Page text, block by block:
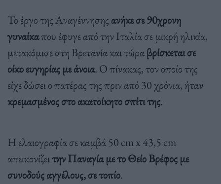
Το έργο της Αναγέννησης ανήκε σε 90χρονη
γυναίκαπου έφυγε από την Ιταλία σε μικρή ηλικία,
μετακόμισε στη Βρετανία και τώραβρίσκεται σε
οίκο ευγηρίας με άνοια. Ο πίνακας, τον οποίο της
είχε δώσει ο πατέρας της πριν από 30 χρόνια, ήταν
κρεμασμένος στο ακατοίκητο σπίτι της.
Η ελαιογραφία σε καμβά 50 cm x 43,5 cm
απεικονίζειτην Παναγία με το Θείο Βρέφος με
συνοδούς αγγέλους, σε τοπίο.